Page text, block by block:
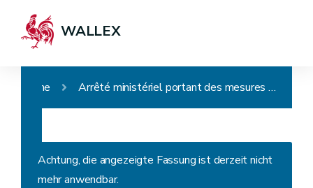
WALLEX
Home Arrêté ministériel portant des mesures d'urgence pour limiter la propagation du coronavirus COVID-19
Achtung, die angezeigte Fassung ist derzeit nicht
mehr anwendbar.